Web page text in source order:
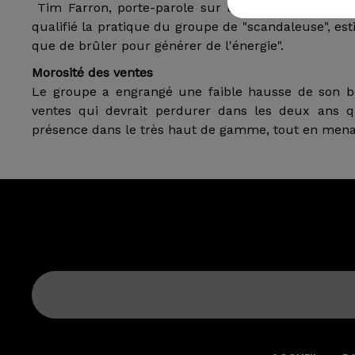
Tim Farron, porte-parole sur l'environnement du
qualifié la pratique du groupe de "scandaleuse",
que de brûler pour générer de l'énergie".
Morosité des ventes
Le groupe a engrangé une faible hausse de son
ventes qui devrait perdurer dans les deux ans
présence dans le très haut de gamme, tout en